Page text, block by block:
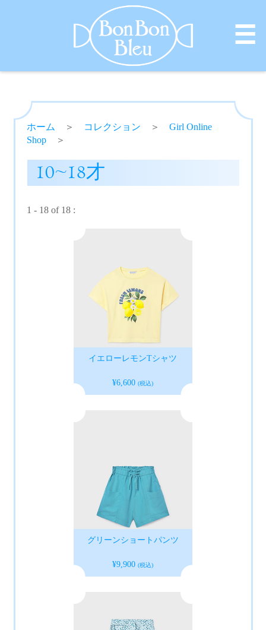
☰
ホーム ＞ コレクション ＞Girl Online
Shop ＞
10~18才
1 - 18 of 18 :
イエローレモンTシャツ
¥6,600(税込)
グリーンショートパンツ
¥9,900(税込)